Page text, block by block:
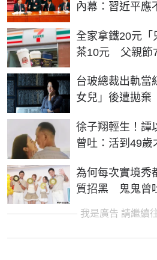
內幕：習近平應
全家拿鐵20元「
茶10元 父親節
台玻總裁出軌當
女兒」後遭拋
徐子翔輕生！
曾吐：活到49歲
為何每次實境秀
質招黑 鬼鬼曾
我是廣告 請繼續